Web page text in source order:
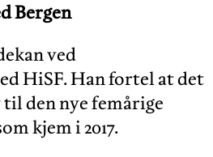
Bergen
ved
HiSF. Han fortel at det
den nye femårige
kjem i 2017.